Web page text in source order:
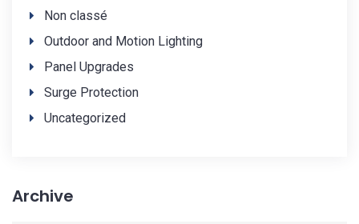
Non classé
Outdoor and Motion Lighting
Panel Upgrades
Surge Protection
Uncategorized
Archive